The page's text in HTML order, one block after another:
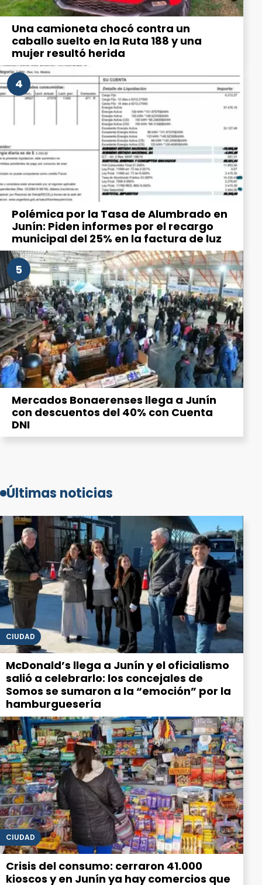
Una camioneta chocó contra un
caballo suelto en la Ruta 188 y una
mujer resultó herida
4
Polémica por la Tasa de Alumbrado en
Junín: Piden informes por el recargo
municipal del 25% en la factura de luz
5
Mercados Bonaerenses llega a Junín
con descuentos del 40% con Cuenta
DNI
Últimas noticias
CIUDAD
McDonald’s llega a Junín y el oficialismo
salió a celebrarlo: los concejales de
Somos se sumaron a la “emoción” por la
hamburguesería
CIUDAD
Crisis del consumo: cerraron 41.000
kioscos y en Junín ya hay comercios que